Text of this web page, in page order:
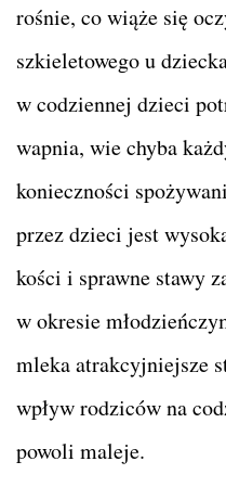
rośnie, co wiąże się
szkieletowego u
w codziennej dzieci
wapnia, wie chyba
konieczności
przez dzieci jest
kości i sprawne stawy
w okresie
mleka atrakcyjniejsze
wpływ rodziców na
powoli maleje.